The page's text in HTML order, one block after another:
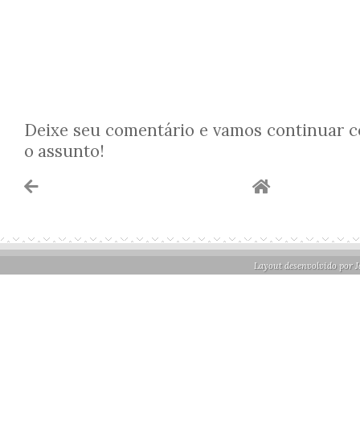
Deixe seu comentário e vamos continuar
o assunto!
Layout desenvolvido por